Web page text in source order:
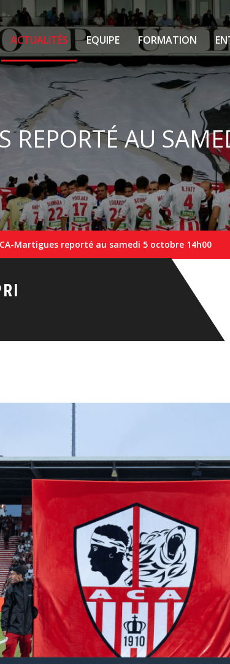
ACTUALITÉS EQUIPE FORMATION
REPORTÉ AU
Martigues reporté au samedi 5 octobre 14h00